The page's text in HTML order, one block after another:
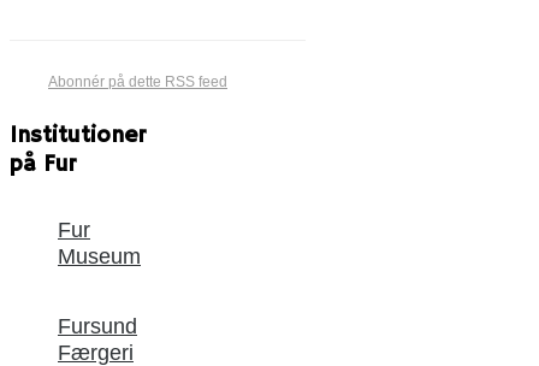
Abonnér på dette RSS feed
Institutioner
på Fur
Fur
Museum
Fursund
Færgeri